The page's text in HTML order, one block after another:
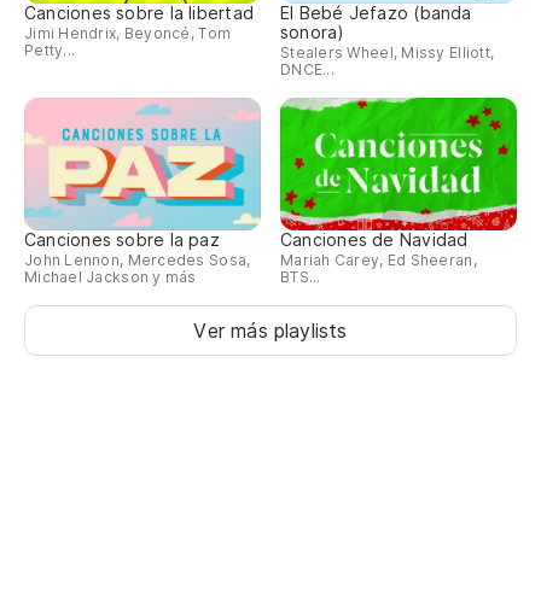
Canciones sobre la libertad
Jimi Hendrix, Beyoncé, Tom
Petty...
El Bebé Jefazo (banda
sonora)
Stealers Wheel, Missy Elliott,
DNCE...
Canciones sobre la paz
John Lennon, Mercedes Sosa,
Michael Jackson y más
Canciones de Navidad
Mariah Carey, Ed Sheeran,
BTS...
Ver más playlists